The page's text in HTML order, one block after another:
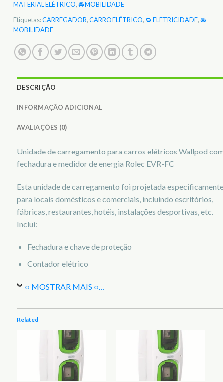
MATERIAL ELÉTRICO,🚘 MOBILIDADE
Etiquetas:CARREGADOR,CARRO ELÉTRICO, 🔁 ELETRICIDADE,🚘
MOBILIDADE
DESCRIÇÃO
INFORMAÇÃO ADICIONAL
AVALIAÇÕES (0)
Unidade de carregamento para carros elétricos Wallpod
fechadura e medidor de energia Rolec EVR-FC
Esta unidade de carregamento foi projetada especificamente
para locais domésticos e comerciais, incluindo escritórios,
fábricas, restaurantes, hotéis, instalações desportivas, etc.
Inclui:
Fechadura e chave de proteção
Contador elétrico
○ MOSTRAR MAIS ○…
Related